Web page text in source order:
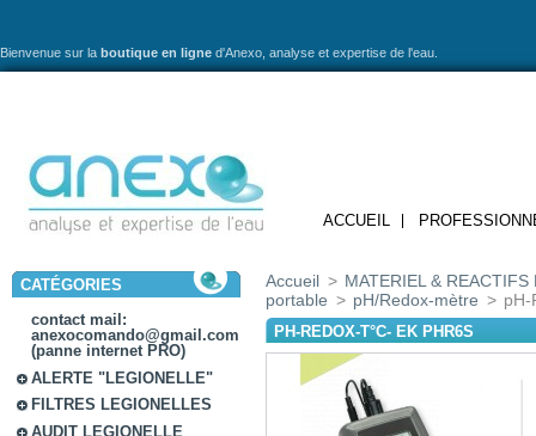
Bienvenue sur la boutique en ligne d'Anexo, analyse et expertise de l'eau.
ACCUEIL
CATÉGORIES
contact mail:
anexocomando@gmail.com
(panne internet PRO)
ALERTE "LEGIONELLE"
FILTRES LEGIONELLES
AUDIT LEGIONELLE
Accueil > MATERIEL & REACTIFS
portable > pH/Redox-mètre > pH-
PH-REDOX-T°C- EK PHR6S